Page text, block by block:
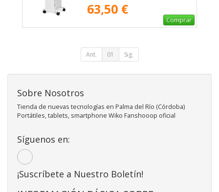
63,50 €
Comprar
Ant. 01 Sig.
Sobre Nosotros
Tienda de nuevas tecnologías en Palma del Río (Córdoba)
Portátiles, tablets, smartphone Wiko Fanshooop oficial
Síguenos en:
¡Suscríbete a Nuestro Boletín!